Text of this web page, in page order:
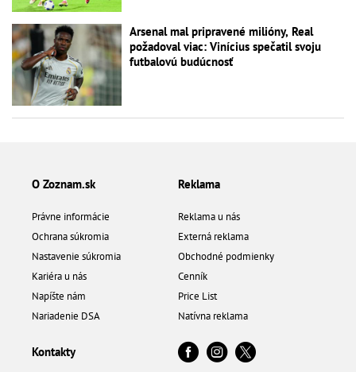
Arsenal mal pripravené milióny, Real
požadoval viac: Vinícius spečatil svoju
futbalovú budúcnosť
O Zoznam.sk
Právne informácie
Ochrana súkromia
Nastavenie súkromia
Kariéra u nás
Napíšte nám
Nariadenie DSA
Reklama
Reklama u nás
Externá reklama
Obchodné podmienky
Cenník
Price List
Natívna reklama
Kontakty